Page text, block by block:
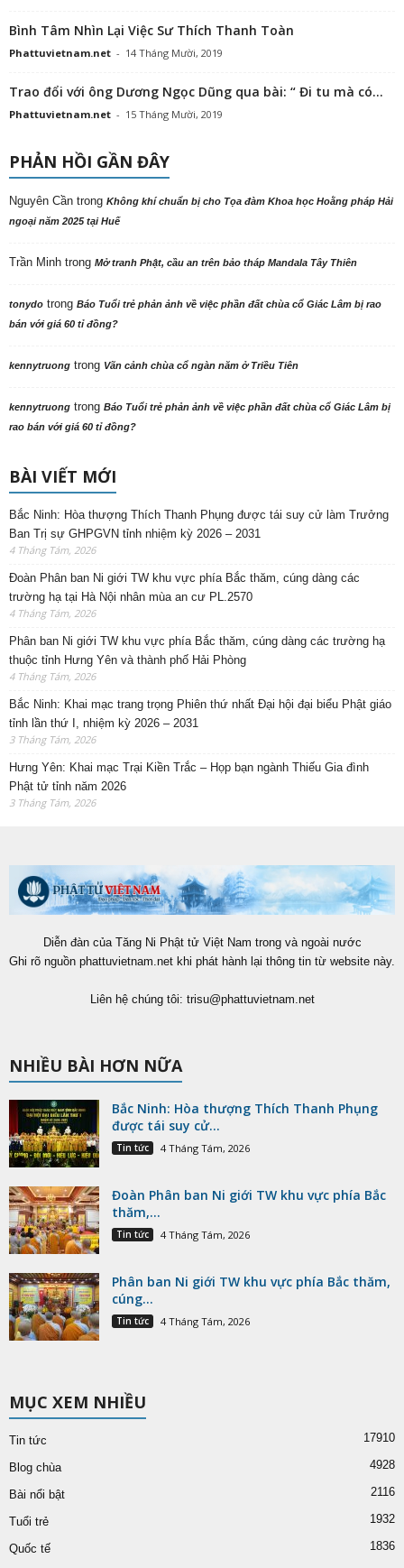
Bình Tâm Nhìn Lại Việc Sư Thích Thanh Toàn
Phattuvietnam.net - 14 Tháng Mười, 2019
Trao đổi với ông Dương Ngọc Dũng qua bài: “ Đi tu mà có...
Phattuvietnam.net - 15 Tháng Mười, 2019
PHẢN HỒI GẦN ĐÂY
Nguyên Cần trong Không khí chuẩn bị cho Tọa đàm Khoa học Hoằng pháp Hải
ngoại năm 2025 tại Huế
Trần Minh trong Mở tranh Phật, cầu an trên bảo tháp Mandala Tây Thiên
tonydo trong Báo Tuổi trẻ phản ảnh về việc phần đất chùa cổ Giác Lâm bị rao
bán với giá 60 tỉ đồng?
kennytruong trong Vãn cảnh chùa cổ ngàn năm ở Triều Tiên
kennytruong trong Báo Tuổi trẻ phản ảnh về việc phần đất chùa cổ Giác Lâm bị
rao bán với giá 60 tỉ đồng?
BÀI VIẾT MỚI
Bắc Ninh: Hòa thượng Thích Thanh Phụng được tái suy cử làm Trưởng
Ban Trị sự GHPGVN tỉnh nhiệm kỳ 2026 – 2031
4 Tháng Tám, 2026
Đoàn Phân ban Ni giới TW khu vực phía Bắc thăm, cúng dàng các
trường hạ tại Hà Nội nhân mùa an cư PL.2570
4 Tháng Tám, 2026
Phân ban Ni giới TW khu vực phía Bắc thăm, cúng dàng các trường hạ
thuộc tỉnh Hưng Yên và thành phố Hải Phòng
4 Tháng Tám, 2026
Bắc Ninh: Khai mạc trang trọng Phiên thứ nhất Đại hội đại biểu Phật giáo
tỉnh lần thứ I, nhiệm kỳ 2026 – 2031
3 Tháng Tám, 2026
Hưng Yên: Khai mạc Trại Kiền Trắc – Họp bạn ngành Thiếu Gia đình
Phật tử tỉnh năm 2026
3 Tháng Tám, 2026
Diễn đàn của Tăng Ni Phật tử Việt Nam trong và ngoài nước
Ghi rõ nguồn phattuvietnam.net khi phát hành lại thông tin từ website này.
Liên hệ chúng tôi: trisu@phattuvietnam.net
NHIỀU BÀI HƠN NỮA
Bắc Ninh: Hòa thượng Thích Thanh Phụng
được tái suy cử...
Tin tức 4 Tháng Tám, 2026
Đoàn Phân ban Ni giới TW khu vực phía Bắc
thăm,...
Tin tức 4 Tháng Tám, 2026
Phân ban Ni giới TW khu vực phía Bắc thăm,
cúng...
Tin tức 4 Tháng Tám, 2026
MỤC XEM NHIỀU
Tin tức 17910
Blog chùa 4928
Bài nổi bật 2116
Tuổi trẻ 1932
Quốc tế
1836